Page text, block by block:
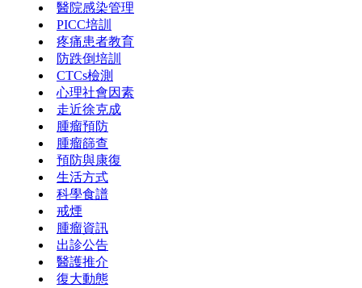
醫院感染管理
PICC培訓
疼痛患者教育
防跌倒培訓
CTCs檢測
心理社會因素
走近徐克成
腫瘤預防
腫瘤篩查
預防與康復
生活方式
科學食譜
戒煙
腫瘤資訊
出診公告
醫護推介
復大動態